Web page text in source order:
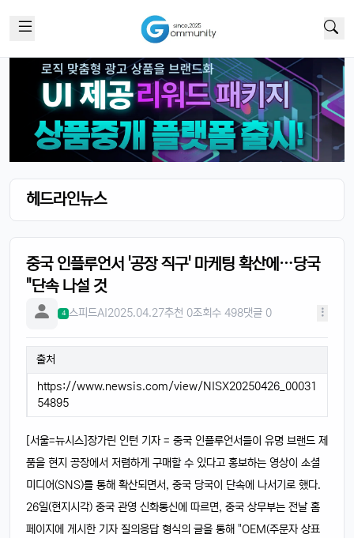
헤드라인뉴스
중국 인플루언서 '공장 직구' 마케팅 확산에…당국
"단속 나설 것
4 스피드AI 2025.04.27추천 0조회수 498댓글 0
출처
https://www.newsis.com/view/NISX20250426_00031
54895
[서울=뉴시스]장가린 인턴 기자 = 중국 인플루언서들이 유명 브랜드 제
품을 현지 공장에서 저렴하게 구매할 수 있다고 홍보하는 영상이 소셜
미디어(SNS)를 통해 확산되면서, 중국 당국이 단속에 나서기로 했다.
26일(현지시각) 중국 관영 신화통신에 따르면, 중국 상무부는 전날 홈
페이지에 게시한 기자 질의응답 형식의 글을 통해 "OEM(주문자 상표